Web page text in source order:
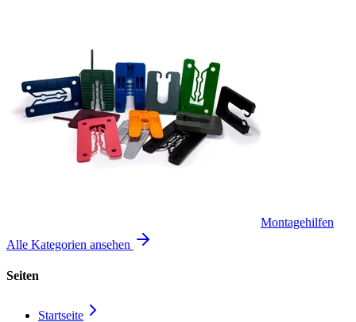
Montagehilfen
Alle Kategorien ansehen
Seiten
Startseite